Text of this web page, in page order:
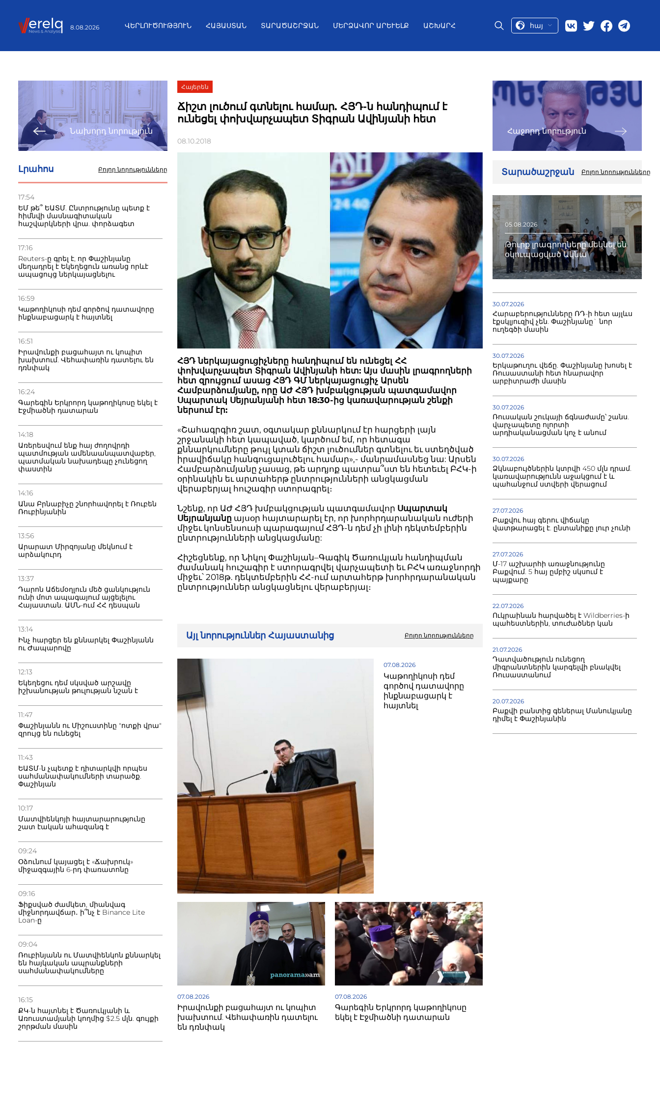
8.08.2026 ՎԵՐԼՈՒԾՈՒԹՅՈՒՆ ՀԱՅԱՍՏԱՆ ՏԱՐԱԾԱՇՐՋԱՆ ՄԵՐՁԱՎՈՐ ԱՐԵՒԵԼՔ ԱՇԽԱՐՀ հայ
Նախորդ նորություն
Լրահոս Բոլոր նորությունները
17:54
ԵՄ թե՞ ԵԱՏՄ. Ընտրությունը պետք է
հիմնվի մասնագիտական
հաշվարկների վրա. փորձագետ
17:16
Reuters-ը գրել է, որ Փաշինյանը
մեղադրել է Եկեղեցուն առանց որևէ
ապացույց ներկայացնելու
16:59
Կաթողիկոսի դեմ գործով դատավորը
ինքնաբացարկ է հայտնել
16:51
Իրավունքի բացահայտ ու կոպիտ
խախտում. Վեհափառին դատելու են
դռնփակ
16:24
Գարեգին Երկրորդ կաթողիկոսը եկել է
Էջմիածնի դատարան
14:18
Առերեսվում ենք հայ ժողովրդի
պատմության ամենաանպատվաբեր,
պատմական նախադեպը չունեցող
փաստին
14:16
Անա Բրնաբիչը շնորհավորել է Ռուբեն
Ռուբինյանին
13:56
Արարատ Միրզոյանը մեկնում է
արձակուրդ
13:37
Դարոն Աճեմօղլուն մեծ ցանկություն
ունի մոտ ապագայում այցելելու
Հայաստան. ԱՄՆ-ում ՀՀ դեսպան
13:14
Ինչ հարցեր են քննարկել Փաշինյանն
ու Ժապարովը
12:13
Եկեղեցու դեմ սկսված արշավը
իշխանության թուլության նշան է
11:47
Փաշինյանն ու Միշուստինը "ոտքի վրա"
զրույց են ունեցել
11:43
ԵԱՏՄ-ն չպետք է դիտարկվի որպես
սահմանափակումների տարածք.
Փաշինյան
10:17
Մատվիենկոյի հայտարարությունը
շատ էական ահազանգ է
09:24
Օձունում կայացել է «Ճախրուկ»
միջազգային 6-րդ փառատոնը
09:16
Ֆիքսված ժամկետ, միանվագ
միջնորդավճար․ ի՞նչ է Binance Lite
Loan-ը
09:04
Ռուբինյանն ու Մատվիենկոն քննարկել
են հայկական ապրանքների
սահմանափակումները
16:15
ՔԿ-ն հայտնել է Ծառուկյանի և
Առուստամյանի կողմից $2.5 մլն. գույքի
շորթման մասին
Հայերեն
Ճիշտ լուծում գտնելու համար. ՀՅԴ-ն հանդիպում է
ունեցել փոխվարչապետ Տիգրան Ավինյանի հետ
08.10.2018
ՀՅԴ ներկայացուցիչները հանդիպում են ունեցել ՀՀ
փոխվարչապետ Տիգրան Ավինյանի հետ: Այս մասին լրագրողների
հետ զրույցում ասաց ՀՅԴ ԳՄ ներկայացուցիչ Արսեն
Համբարձումյանը, որը ԱԺ ՀՅԴ խմբակցության պատգամավոր
Սպարտակ Սեյրանյանի հետ 18:30-ից կառավարության շենքի
ներսում էր:
«Շահագրգիռ շատ, օգտակար քննարկում էր հարցերի լայն
շրջանակի հետ կապաված, կարծում եմ, որ հետագա
քննարկումները թույլ կտան ճիշտ լուծումներ գտնելու եւ ստեղծված
իրավիճակը հանգուցալուծելու համար»,- մանրամասնեց նա: Արսեն
Համբարձումյանը չասաց, թե արդյոք պատրա՞ստ են հետեւել ԲՀԿ-ի
օրինակին եւ արտահերթ ընտրությունների անցկացման
վերաբերյալ հուշագիր ստորագրել։
Նշենք, որ ԱԺ ՀՅԴ խմբակցության պատգամավոր Սպարտակ
Սեյրանյանը այսօր հայտարարել էր, որ խորհրդարանական ուժերի
միջեւ կոնսենսուսի պարագայում ՀՅԴ-ն դեմ չի լինի դեկտեմբերին
ընտրությունների անցկացմանը:
Հիշեցնենք, որ Նիկոլ Փաշինյան–Գագիկ Ծառուկյան հանդիպման
ժամանակ հուշագիր է ստորագրվել վարչապետի եւ ԲՀԿ առաջնորդի
միջեւ՝ 2018թ. դեկտեմբերին ՀՀ-ում արտահերթ խորհրդարանական
ընտրություններ անցկացնելու վերաբերյալ։
Այլ նորություններ Հայաստանից Բոլոր նորությունները
07.08.2026
Կաթողիկոսի դեմ
գործով դատավորը
ինքնաբացարկ է
հայտնել
07.08.2026
Իրավունքի բացահայտ ու կոպիտ
խախտում. Վեհափառին դատելու
են դռնփակ
07.08.2026
Գարեգին Երկրորդ կաթողիկոսը
եկել է Էջմիածնի դատարան
Հաջորդ նորություն
Տարածաշրջան Բոլոր նորությունները
05.08.2026
Թուրք լրագրողները մեկնել են
օկուպացված Ակնա
30.07.2026
Հարաբերությունները ՌԴ-ի հետ այլևս
էքսկլյուզիվ չեն. Փաշինյանը` նոր
ուղեգծի մասին
30.07.2026
Երկաթուղու վեճը. Փաշինյանը խոսել է
Ռուսաստանի հետ հնարավոր
արբիտրաժի մասին
30.07.2026
Ռուսական շուկայի ճգնաժամը՝ շանս.
վարչապետը ոլորտի
արդիականացման կոչ է անում
30.07.2026
Ձկնաբույծներին կտրվի 450 մլն դրամ.
կառավարությունն աջակցում է և
պահանջում ստվերի վերացում
27.07.2026
Բաքվու հայ գերու վիճակը
վատթարացել է. ընտանիքը լուր չունի
27.07.2026
Մ-17 աշխարհի առաջնությունը
Բաքվում. 5 հայ ըմբիշ սկսում է
պայքարը
22.07.2026
Ուկրաինան հարվածել է Wildberries-ի
պահեստներին, տուժածներ կան
21.07.2026
Դատվածություն ունեցող
միգրանտներին կարգելվի բնակվել
Ռուսաստանում
20.07.2026
Բաքվի բանտից գեներալ Մանուկյանը
դիմել է Փաշինյանին